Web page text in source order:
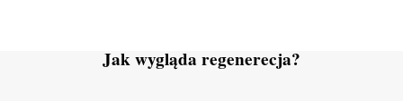
Jak wygląda regenerecja?